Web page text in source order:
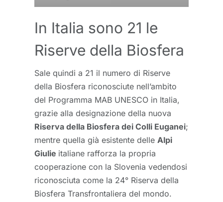
In Italia sono 21 le
Riserve della Biosfera
Sale quindi a 21 il numero di Riserve
della Biosfera riconosciute nell’ambito
del Programma MAB UNESCO in Italia,
grazie alla designazione della nuova
Riserva della Biosfera dei Colli Euganei;
mentre quella già esistente delle Alpi
Giulie italiane rafforza la propria
cooperazione con la Slovenia vedendosi
riconosciuta come la 24° Riserva della
Biosfera Transfrontaliera del mondo.